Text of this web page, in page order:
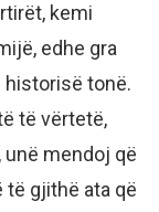
kemi
edhe gra
historisë tonë.
të vërtetë,
mendoj që
të gjithë ata që